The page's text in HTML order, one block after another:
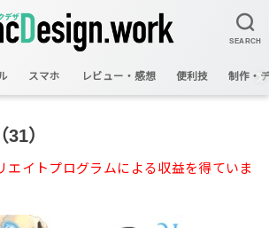
SEARCH
スマホ レビュー・感想 便利技 制作・
）
エイトプログラムによる収益を得ていま